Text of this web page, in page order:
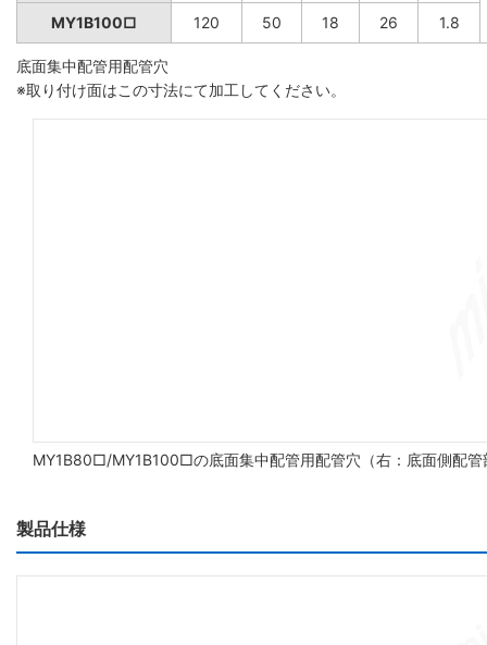
MY1B100□ 120 50 18 26 1.8
底面集中配管用配管穴
※取り付け面はこの寸法にて加工してください。
MY1B80□/MY1B100□の底面集中配管用配管穴（右：底面側配管
製品仕様